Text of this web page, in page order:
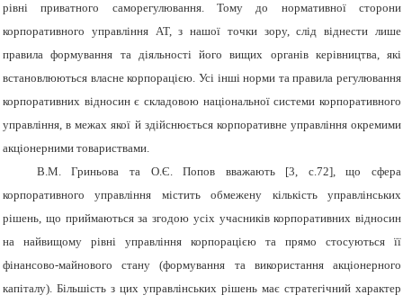
рівні приватного саморегулювання. Тому до нормативної сторони
корпоративного управління АТ, з нашої точки зору, слід віднести лише
правила формування та діяльності його вищих органів керівництва, які
встановлюються власне корпорацією. Усі інші норми та правила регулювання
корпоративних відносин є складовою національної системи корпоративного
управління, в межах якої й здійснюється корпоративне управління окремими
акціонерними товариствами.
В.М. Гриньова та О.Є. Попов вважають [3, с.72], що сфера
корпоративного управління містить обмежену кількість управлінських
рішень, що приймаються за згодою усіх учасників корпоративних відносин
на найвищому рівні управління корпорацією та прямо стосуються її
фінансово-майнового стану (формування та використання акціонерного
капіталу). Більшість з цих управлінських рішень має стратегічний характер